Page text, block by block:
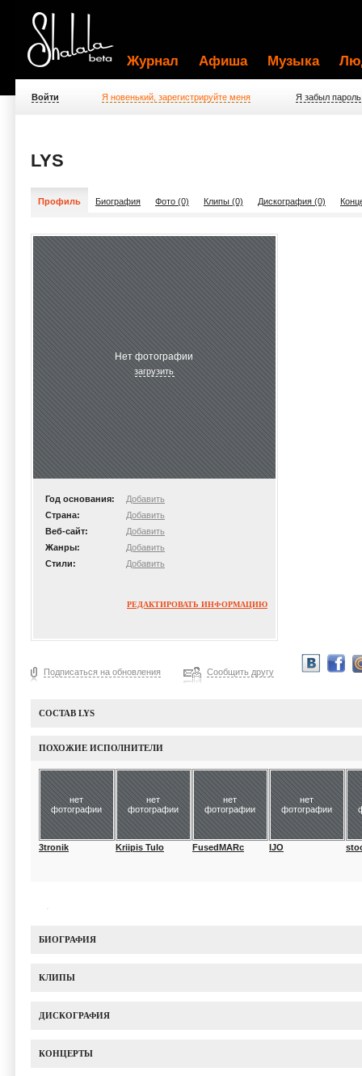
Журнал Афиша Музыка
Войти Я новенький, зарегистрируйте меня Я забыл пароль
LYS
Профиль Биография Фото (0) Клипы (0) Дискография (0)
Нет фотографии
загрузить
Год основания:
Добавить
Страна:
Добавить
Веб-сайт:
Добавить
Жанры:
Добавить
Стили:
Добавить
РЕДАКТИРОВАТЬ ИНФОРМАЦИЮ
Подписаться на обновления Сообщить другу
СОСТАВ LYS
ПОХОЖИЕ ИСПОЛНИТЕЛИ
нет
фотографии
3tronik
нет
фотографии
Kriipis Tulo
нет
фотографии
FusedMARc
нет
фотографии
IJO
БИОГРАФИЯ
КЛИПЫ
ДИСКОГРАФИЯ
КОНЦЕРТЫ